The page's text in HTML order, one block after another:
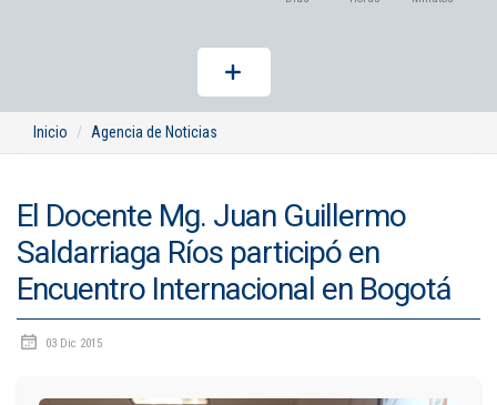
Inicio Agencia de Noticias
El Docente Mg. Juan Guillermo
Saldarriaga Ríos participó en
Encuentro Internacional en Bogotá
03 Dic 2015
Planta Docente
ADMISIONES
BIENESTAR
Centros
BIBLIOTECA
IDIOMAS